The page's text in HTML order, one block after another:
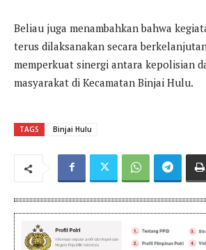
Beliau juga menambahkan bahwa
terus dilaksanakan secara
memperkuat sinergi antara kepolisian
masyarakat di Kecamatan Binjai Hulu.
TAGS Binjai Hulu